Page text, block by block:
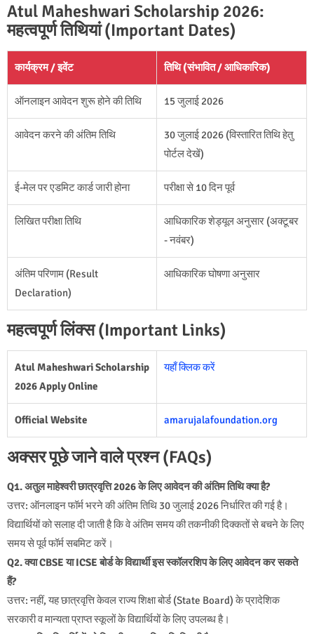
Atul Maheshwari Scholarship 2026:
महत्वपूर्ण तिथियां (Important Dates)
कार्यक्रम / इवेंट तिथि (संभावित / आधिकारिक)
ऑनलाइन आवेदन शुरू होने की तिथि 15 जुलाई 2026
आवेदन करने की अंतिम तिथि
30 जुलाई 2026 (विस्तारित तिथि हेतु
पोर्टल देखें)
ई-मेल पर एडमिट कार्ड जारी होना परीक्षा से 10 दिन पूर्व
लिखित परीक्षा तिथि
आधिकारिक शेड्यूल अनुसार (अक्टूबर
- नवंबर)
अंतिम परिणाम (Result
Declaration)
आधिकारिक घोषणा अनुसार
महत्वपूर्ण लिंक्स (Important Links)
Atul Maheshwari Scholarship
2026 Apply Online
यहाँ क्लिक करें
Official Website amarujalafoundation.org
अक्सर पूछे जाने वाले प्रश्न (FAQs)
Q1. अतुल माहेश्वरी छात्रवृत्ति 2026 के लिए आवेदन की अंतिम तिथि क्या है?
उत्तर: ऑनलाइन फॉर्म भरने की अंतिम तिथि 30 जुलाई 2026 निर्धारित की गई है।
विद्यार्थियों को सलाह दी जाती है कि वे अंतिम समय की तकनीकी दिक्कतों से बचने के लिए
समय से पूर्व फॉर्म सबमिट करें।
Q2. क्या CBSE या ICSE बोर्ड के विद्यार्थी इस स्कॉलरशिप के लिए आवेदन कर सकते
हैं?
उत्तर: नहीं, यह छात्रवृत्ति केवल राज्य शिक्षा बोर्ड (State Board) के प्रादेशिक
सरकारी व मान्यता प्राप्त स्कूलों के विद्यार्थियों के लिए उपलब्ध है।